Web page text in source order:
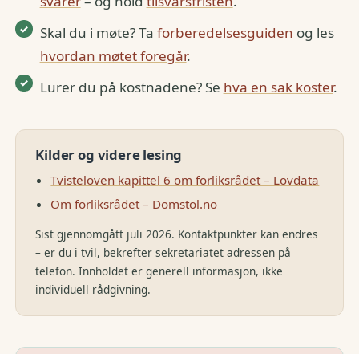
Skal du i møte? Ta forberedelsesguiden og les
hvordan møtet foregår.
Lurer du på kostnadene? Se hva en sak koster.
Kilder og videre lesing
Tvisteloven kapittel 6 om forliksrådet – Lovdata
Om forliksrådet – Domstol.no
Sist gjennomgått juli 2026. Kontaktpunkter kan endres
– er du i tvil, bekrefter sekretariatet adressen på
telefon. Innholdet er generell informasjon, ikke
individuell rådgivning.